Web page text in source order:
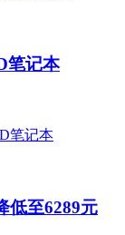
笔记本
低至6289元